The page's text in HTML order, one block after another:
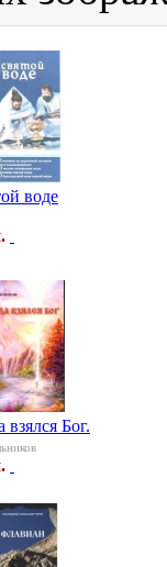
воде
взялся Бог.